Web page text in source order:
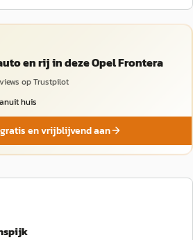
en rij in deze Opel Frontera
op Trustpilot
huis
en vrijblijvend aan